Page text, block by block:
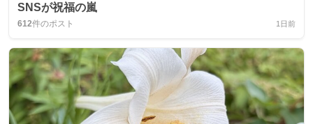
SNSが祝福の嵐
612件のポスト 1日前